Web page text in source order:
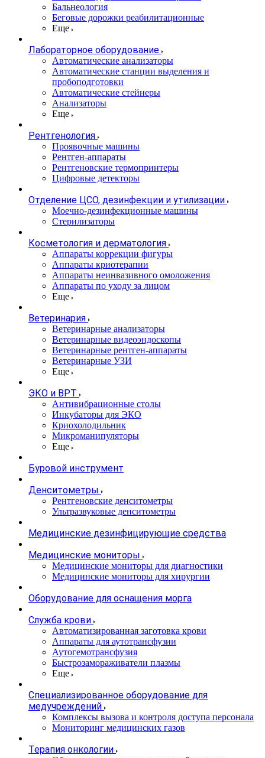
Бальнеология
Беговые дорожки реабилитационные
Еще
Лабораторное оборудование
Автоматические анализаторы
Автоматические станции выделения и
пробоподготовки
Автоматические стейнеры
Анализаторы
Еще
Рентгенология
Проявочные машины
Рентген-аппараты
Рентгеновские термопринтеры
Цифровые детекторы
Отделение ЦСО, дезинфекции и утилизации
Моечно-дезинфекционные машины
Стерилизаторы
Косметология и дерматология
Аппараты коррекции фигуры
Аппараты криотерапии
Аппараты неинвазивного омоложения
Аппараты по уходу за лицом
Еще
Ветеринария
Ветеринарные анализаторы
Ветеринарные видеоэндоскопы
Ветеринарные рентген-аппараты
Ветеринарные УЗИ
Еще
ЭКО и ВРТ
Антивибрационные столы
Инкубаторы для ЭКО
Криохолодильник
Микроманипуляторы
Еще
Буровой инструмент
Денситометры
Рентгеновские денситометры
Ультразвуковые денситометры
Медицинские дезинфицирующие средства
Медицинские мониторы
Медицинские мониторы для диагностики
Медицинские мониторы для хирургии
Оборудование для оснащения морга
Служба крови
Автоматизированная заготовка крови
Аппараты для аутотрансфузии
Аутогемотрансфузия
Быстрозамораживатели плазмы
Еще
Специализированное оборудование для
медучреждений
Комплексы вызова и контроля доступа персонала
Мониторинг медицинских газов
Терапия онкологии